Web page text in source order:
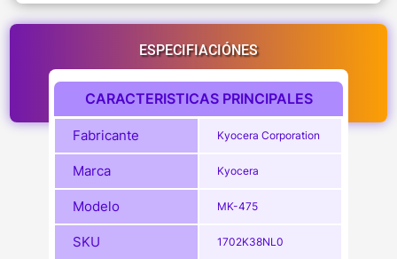
ESPECIFIACIÓNES
CARACTERISTICAS PRINCIPALES
Fabricante Kyocera Corporation
Marca Kyocera
Modelo MK-475
SKU 1702K38NL0